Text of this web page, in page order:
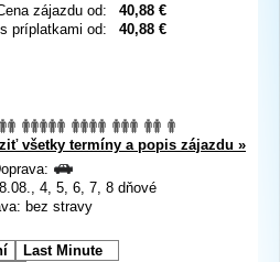
zájazdu od:
40,88 €
príplatkami od:
40,88 €
všetky termíny a popis zájazdu »
4, 5, 6, 7, 8 dňové
bez stravy
Last Minute